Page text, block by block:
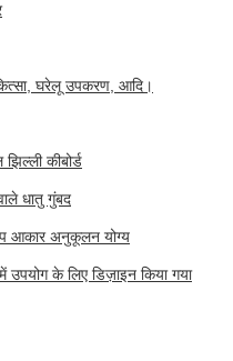
घरेलू उपकरण, आदि।
कीबोर्ड
धातु गुंबद
आकार अनुकूलन योग्य
उपयोग के लिए डिज़ाइन किया गया